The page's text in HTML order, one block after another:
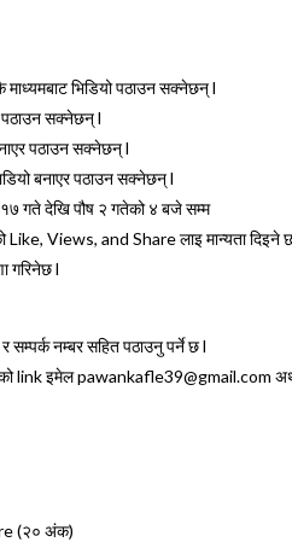
माध्यमबाट भिडियो पठाउन सक्नेछन्l
पठाउन सक्नेछन्l
पठाउन सक्नेछन्l
बनाएर पठाउन सक्नेछन्l
गते देखि पौष २ गतेको ४ बजे सम्म
Like, Views, and Shareलाइ मान्यता दिइने
गरिनेछl
र सम्पर्क नम्बर सहित पठाउनु पर्ने छl
linkइमेलpawankafle39@gmail.com
(२० अंक)